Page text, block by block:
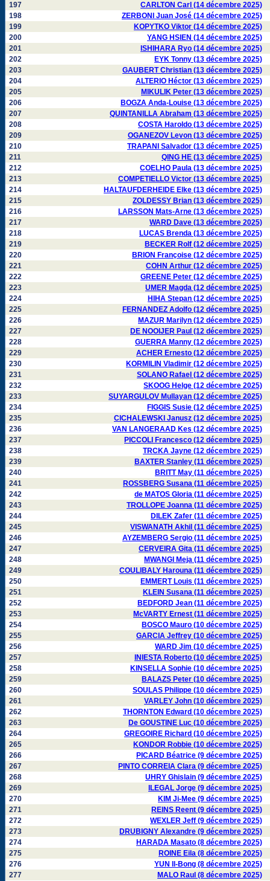
197
CARLTON Carl (14 décembre 2025)
198
ZERBONI Juan José (14 décembre 2025)
199
KOPYTKO Viktor (14 décembre 2025)
200
YANG HSIEN (14 décembre 2025)
201
ISHIHARA Ryo (14 décembre 2025)
202
EYK Tonny (13 décembre 2025)
203
GAUBERT Christian (13 décembre 2025)
204
ALTERIO Héctor (13 décembre 2025)
205
MIKULIK Peter (13 décembre 2025)
206
BOGZA Anda-Louise (13 décembre 2025)
207
QUINTANILLA Abraham (13 décembre 2025)
208
COSTA Haroldo (13 décembre 2025)
209
OGANEZOV Levon (13 décembre 2025)
210
TRAPANI Salvador (13 décembre 2025)
211
QING HE (13 décembre 2025)
212
COELHO Paula (13 décembre 2025)
213
COMPETIELLO Victor (13 décembre 2025)
214
HALTAUFDERHEIDE Elke (13 décembre 2025)
215
ZOLDESSY Brian (13 décembre 2025)
216
LARSSON Mats-Arne (13 décembre 2025)
217
WARD Dave (13 décembre 2025)
218
LUCAS Brenda (13 décembre 2025)
219
BECKER Rolf (12 décembre 2025)
220
BRION Françoise (12 décembre 2025)
221
COHN Arthur (12 décembre 2025)
222
GREENE Peter (12 décembre 2025)
223
UMER Magda (12 décembre 2025)
224
HIHA Stepan (12 décembre 2025)
225
FERNANDEZ Adolfo (12 décembre 2025)
226
MAZUR Marilyn (12 décembre 2025)
227
DE NOOIJER Paul (12 décembre 2025)
228
GUERRA Manny (12 décembre 2025)
229
ACHER Ernesto (12 décembre 2025)
230
KORMILIN Vladimir (12 décembre 2025)
231
SOLANO Rafael (12 décembre 2025)
232
SKOOG Helge (12 décembre 2025)
233
SUYARGULOV Mullayan (12 décembre 2025)
234
FIGGIS Susie (12 décembre 2025)
235
CICHALEWSKI Janusz (12 décembre 2025)
236
VAN LANGERAAD Kes (12 décembre 2025)
237
PICCOLI Francesco (12 décembre 2025)
238
TRCKA Jayne (12 décembre 2025)
239
BAXTER Stanley (11 décembre 2025)
240
BRITT May (11 décembre 2025)
241
ROSSBERG Susana (11 décembre 2025)
242
de MATOS Gloria (11 décembre 2025)
243
TROLLOPE Joanna (11 décembre 2025)
244
DILEK Zafer (11 décembre 2025)
245
VISWANATH Akhil (11 décembre 2025)
246
AYZEMBERG Sergio (11 décembre 2025)
247
CERVEIRA Gita (11 décembre 2025)
248
MWANGI Meja (11 décembre 2025)
249
COULIBALY Harouna (11 décembre 2025)
250
EMMERT Louis (11 décembre 2025)
251
KLEIN Susana (11 décembre 2025)
252
BEDFORD Jean (11 décembre 2025)
253
McVARTY Ernest (11 décembre 2025)
254
BOSCO Mauro (10 décembre 2025)
255
GARCIA Jeffrey (10 décembre 2025)
256
WARD Jim (10 décembre 2025)
257
INIESTA Roberto (10 décembre 2025)
258
KINSELLA Sophie (10 décembre 2025)
259
BALAZS Peter (10 décembre 2025)
260
SOULAS Philippe (10 décembre 2025)
261
VARLEY John (10 décembre 2025)
262
THORNTON Edward (10 décembre 2025)
263
De GOUSTINE Luc (10 décembre 2025)
264
GREGOIRE Richard (10 décembre 2025)
265
KONDOR Robbie (10 décembre 2025)
266
PICARD Béatrice (9 décembre 2025)
267
PINTO CORREIA Clara (9 décembre 2025)
268
UHRY Ghislain (9 décembre 2025)
269
ILEGAL Jorge (9 décembre 2025)
270
KIM Ji-Mee (9 décembre 2025)
271
REINS Reent (9 décembre 2025)
272
WEXLER Jeff (9 décembre 2025)
273
DRUBIGNY Alexandre (9 décembre 2025)
274
HARADA Masato (8 décembre 2025)
275
ROINE Eila (8 décembre 2025)
276
YUN Il-Bong (8 décembre 2025)
277
MALO Raul (8 décembre 2025)